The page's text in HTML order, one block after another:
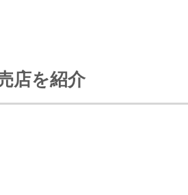
店を紹介